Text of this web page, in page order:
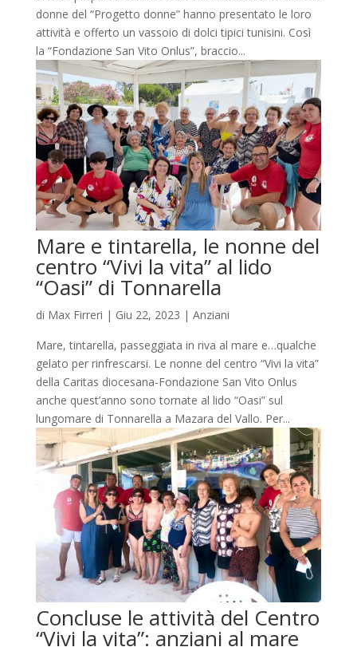
donne del “Progetto donne” hanno presentato le loro
attività e offerto un vassoio di dolci tipici tunisini. Così
la “Fondazione San Vito Onlus”, braccio...
Mare e tintarella, le nonne del
centro “Vivi la vita” al lido
“Oasi” di Tonnarella
di Max Firreri | Giu 22, 2023 | Anziani
Mare, tintarella, passeggiata in riva al mare e…qualche
gelato per rinfrescarsi. Le nonne del centro “Vivi la vita”
della Caritas diocesana-Fondazione San Vito Onlus
anche quest’anno sono tornate al lido “Oasi” sul
lungomare di Tonnarella a Mazara del Vallo. Per...
Concluse le attività del Centro
“Vivi la vita”: anziani al mare